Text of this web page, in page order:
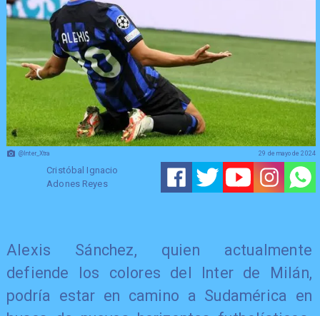
@Inter_Xtra
Cristóbal Ignacio
Adones Reyes
29 de mayo de 2024
Alexis Sánchez, quien actualmente
defiende los colores del Inter de Milán,
podría estar en camino a Sudamérica en